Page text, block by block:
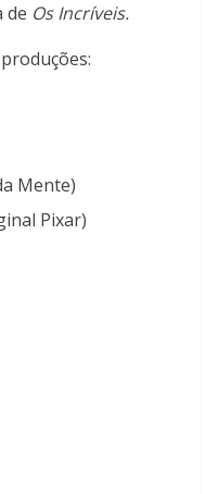
de Os Incríveis.
Mente)
Pixar)